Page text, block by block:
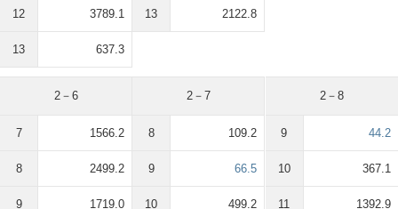
12 3789.1
13 637.3
13 2122.8
2－6
7 1566.2
8 2499.2
9 1719.0
2－7
8 109.2
9 66.5
10 499.2
2－8
9 44.2
10 367.1
11 1392.9